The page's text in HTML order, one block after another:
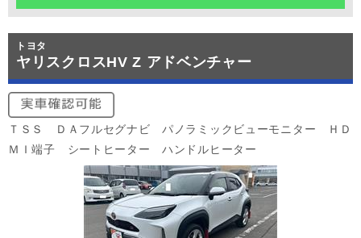
トヨタ
ヤリスクロスHV Z アドベンチャー
ＴＳＳ ＤＡフルセグナビ パノラミックビューモニター ＨＤ
ＭＩ端子 シートヒーター ハンドルヒーター